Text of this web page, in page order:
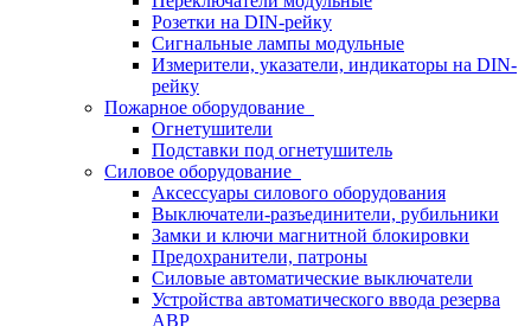
Розетки на DIN-рейку
Сигнальные лампы модульные
Измерители, указатели, индикаторы на DIN-
рейку
Пожарное оборудование
Огнетушители
Подставки под огнетушитель
Силовое оборудование
Аксессуары силового оборудования
Выключатели-разъединители, рубильники
Замки и ключи магнитной блокировки
Предохранители, патроны
Силовые автоматические выключатели
Устройства автоматического ввода резерва
АВР